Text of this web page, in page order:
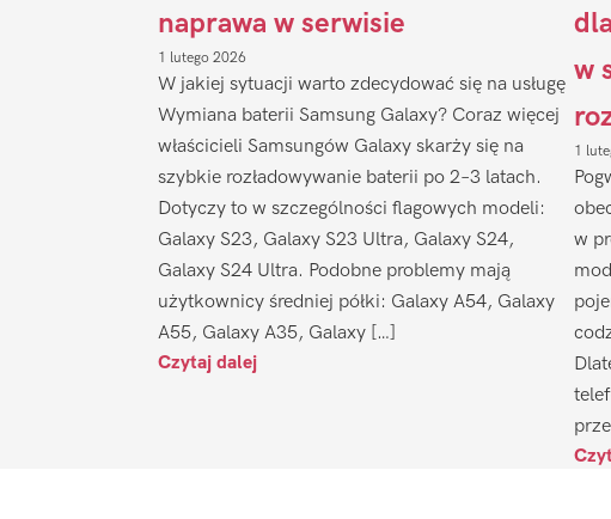
naprawa w serwisie
1 lutego 2026
W jakiej sytuacji warto zdecydować się na usługę
Wymiana baterii Samsung Galaxy? Coraz więcej
właścicieli Samsungów Galaxy skarży się na
szybkie rozładowywanie baterii po 2–3 latach.
Dotyczy to w szczególności flagowych modeli:
Galaxy S23, Galaxy S23 Ultra, Galaxy S24,
Galaxy S24 Ultra. Podobne problemy mają
użytkownicy średniej półki: Galaxy A54, Galaxy
A55, Galaxy A35, Galaxy […]
Czytaj dalej
w
1
w